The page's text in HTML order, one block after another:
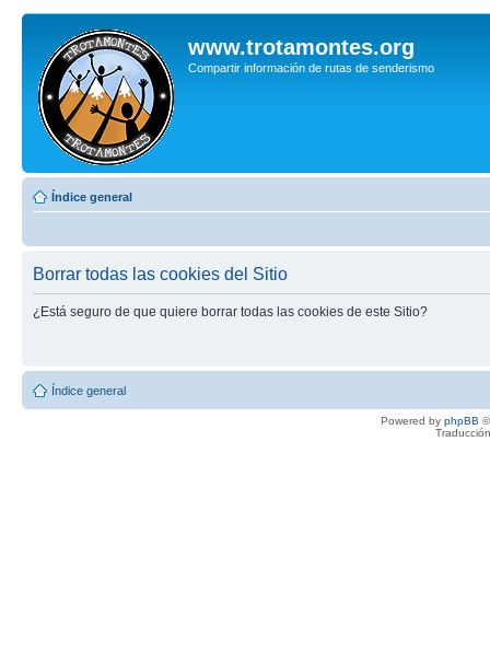
www.trotamontes.org
Compartir información de rutas de senderismo
Índice general
Borrar todas las cookies del Sitio
¿Está seguro de que quiere borrar todas las cookies de este Sitio?
Índice general
Powered by phpBB